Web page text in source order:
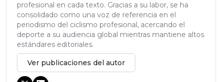
profesional en cada texto. Gracias a su labor, se ha
consolidado como una voz de referencia en el
periodismo del ciclismo profesional, acercando el
deporte a su audiencia global mientras mantiene altos
estándares editoriales.
Ver publicaciones del autor